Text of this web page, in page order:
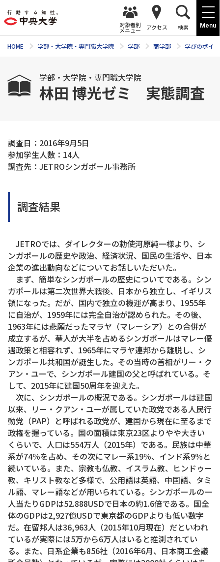
Menu
対象者別
メニュー アクセス 検索
HOME 学部・大学院・専門職大学院 学部 商学部 学びのポイ
学部・大学院・専門職大学院
林田 博光ゼミ 実態調査
調査日：2016年9月5日
参加学生人数：14人
調査先：JETROシンガポール事務所
調査結果
JETROでは、ダイレクターの勅使河原純一様より、シ
ンガポールの歴史や政治、経済状況、国民の生活や、日本
企業の進出動向などについてお話しいただいた。
まず、簡単なシンガポールの歴史についてである。シン
ガポールは第二次世界大戦後、日本から独立し、イギリス
領になった。だが、国内で独立の機運が高まり、1955年
に自治が、1959年には完全自治が認められた。その後、
1963年には悲願だったマラヤ（マレーシア）との合併が
成立するが、華人が大半を占めるシンガポールはマレー優
遇政策と相容れず、1965年にマラヤ連邦から離脱し、シ
ンガポール共和国が誕生した。その当時の首相がリー・ク
アン・ユーで、シンガポール建国の父と呼ばれている。そ
して、2015年に建国50周年を迎えた。
次に、シンガポールの概況である。シンガポールは建国
以来、リー・クアン・ユーが属していた政党である人民行
動党（PAP）と呼ばれる政党が、建国から現在に至るまで
政権を握っている。国の面積は東京23区よりやや大きい
くらいで、人口は554万人（2015年）である。民族は中華
系が74％を占め、その次にマレー系19％、インド系9％と
続いている。また、宗教も仏教、イスラム教、ヒンドゥー
教、キリスト教など多様で、公用語は英語、中国語、タミ
ル語、マレー語などが用いられている。シンガポールの一
人当たりGDPは52.888USDで日本の約1.6倍である。国全
体のGDPは2,927億USDで東京都のGDPよりも低い数字
だ。在留邦人は36,963人（2015年10月現在）だといわれ
ているが実際には5万から6万人はいると推測されてい
る。また、日系企業も856社（2016年6月、日本商工会議